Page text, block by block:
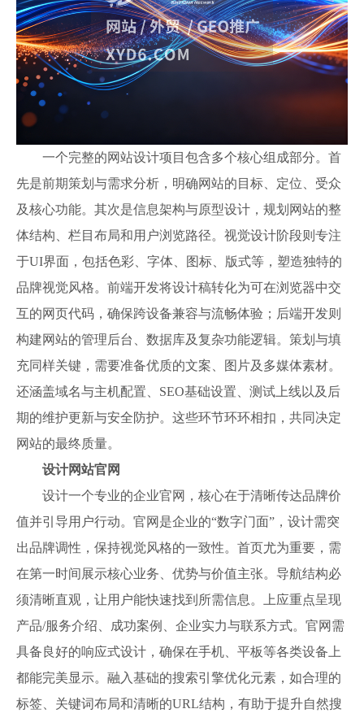
一个完整的网站设计项目包含多个核心组成部分。首
先是前期策划与需求分析，明确网站的目标、定位、受众
及核心功能。其次是信息架构与原型设计，规划网站的整
体结构、栏目布局和用户浏览路径。视觉设计阶段则专注
于UI界面，包括色彩、字体、图标、版式等，塑造独特的
品牌视觉风格。前端开发将设计稿转化为可在浏览器中交
互的网页代码，确保跨设备兼容与流畅体验；后端开发则
构建网站的管理后台、数据库及复杂功能逻辑。策划与填
充同样关键，需要准备优质的文案、图片及多媒体素材。
还涵盖域名与主机配置、SEO基础设置、测试上线以及后
期的维护更新与安全防护。这些环节环环相扣，共同决定
网站的最终质量。
设计网站官网
设计一个专业的企业官网，核心在于清晰传达品牌价
值并引导用户行动。官网是企业的“数字门面”，设计需突
出品牌调性，保持视觉风格的一致性。首页尤为重要，需
在第一时间展示核心业务、优势与价值主张。导航结构必
须清晰直观，让用户能快速找到所需信息。上应重点呈现
产品/服务介绍、成功案例、企业实力与联系方式。官网需
具备良好的响应式设计，确保在手机、平板等各类设备上
都能完美显示。融入基础的搜索引擎优化元素，如合理的
标签、关键词布局和清晰的URL结构，有助于提升自然搜